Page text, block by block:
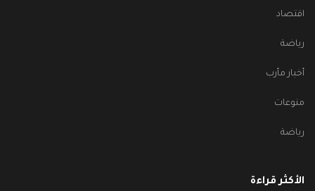
اقتصاد
رياضة
أخبار مأرب
منوعات
رياضة
الأكثر قراءة